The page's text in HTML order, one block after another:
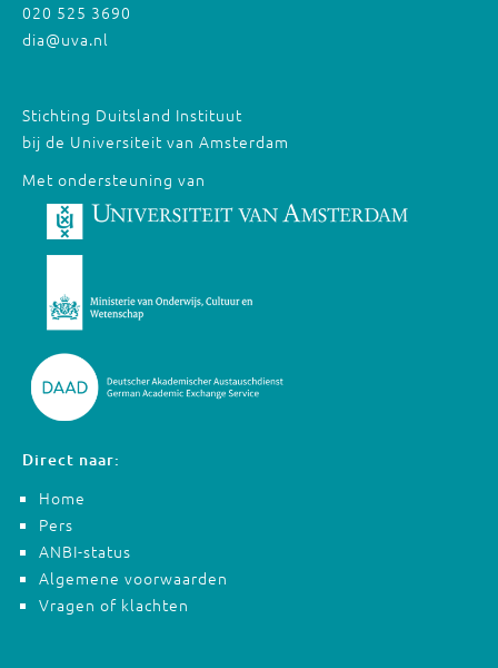
020 525 3690
dia@uva.nl
Stichting Duitsland Instituut
bij de Universiteit van Amsterdam
Met ondersteuning van
Direct naar:
Home
Pers
ANBI-status
Algemene voorwaarden
Vragen of klachten